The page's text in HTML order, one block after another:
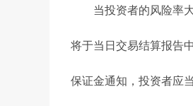
当投资者的风险率大
将于当日交易结算报告
保证金通知，投资者应